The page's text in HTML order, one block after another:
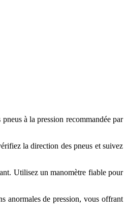
à la pression recommandée par
la direction des pneus et suivez
Utilisez un manomètre fiable pour
anormales de pression, vous offrant